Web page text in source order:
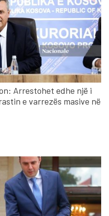
Arrestohet edhe një i
e varrezës masive në